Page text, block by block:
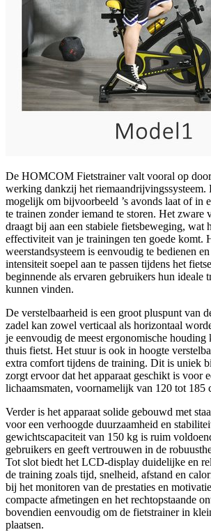
De HOMCOM Fietstrainer valt vooral op
werking dankzij het riemaandrijvingssysteem.
mogelijk om bijvoorbeeld ’s avonds laat of in
te trainen zonder iemand te storen. Het
draagt bij aan een stabiele fietsbeweging, wat
effectiviteit van je trainingen ten goede komt.
weerstandsysteem is eenvoudig te bedienen
intensiteit soepel aan te passen tijdens het
beginnende als ervaren gebruikers hun ideale
kunnen vinden.
De verstelbaarheid is een groot pluspunt van
zadel kan zowel verticaal als horizontaal
je eenvoudig de meest ergonomische houding
thuis fietst. Het stuur is ook in hoogte
extra comfort tijdens de training. Dit is uniek
zorgt ervoor dat het apparaat geschikt is voor
lichaamsmaten, voornamelijk van 120 tot 185
Verder is het apparaat solide gebouwd met
voor een verhoogde duurzaamheid en
gewichtscapaciteit van 150 kg is ruim
gebruikers en geeft vertrouwen in de
Tot slot biedt het LCD-display duidelijke en
de training zoals tijd, snelheid, afstand en
bij het monitoren van de prestaties en
compacte afmetingen en het rechtopstaande
bovendien eenvoudig om de fietstrainer in
plaatsen.